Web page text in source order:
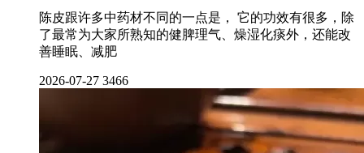
陈皮跟许多中药材不同的一点是， 它的功效有很多，除
了最常为大家所熟知的健脾理气、燥湿化痰外，还能改
善睡眠、减肥
2026-07-27 3466